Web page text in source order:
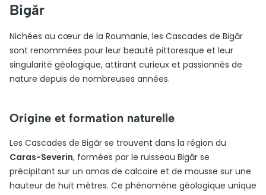
Bigăr
Nichées au cœur de la Roumanie, les Cascades de Bigăr
sont renommées pour leur beauté pittoresque et leur
singularité géologique, attirant curieux et passionnés de
nature depuis de nombreuses années.
Origine et formation naturelle
Les Cascades de Bigăr se trouvent dans la région du
Caras-Severin, formées par le ruisseau Bigăr se
précipitant sur un amas de calcaire et de mousse sur une
hauteur de huit mètres. Ce phénomène géologique unique